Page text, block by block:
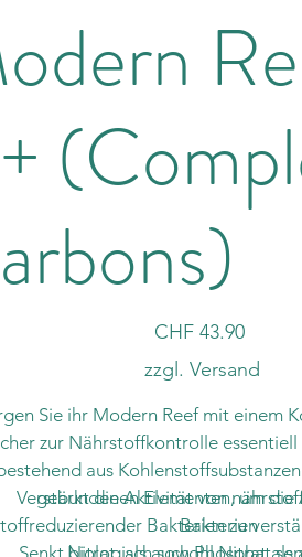
Preis
CHF 43.90
zzgl. Versand
Sie ihr Modern Reef mit einem
zur Nährstoffkontrolle essentiell
aus
gebundenen Elementen, um
Bakterien zu
Nitrat, als auch Phosphat
Verstärkt die Aktivität von
Bakterien
Senkt biologisch sowohl Nitrat als